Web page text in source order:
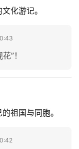
化游记。
”！
祖国与同胞。